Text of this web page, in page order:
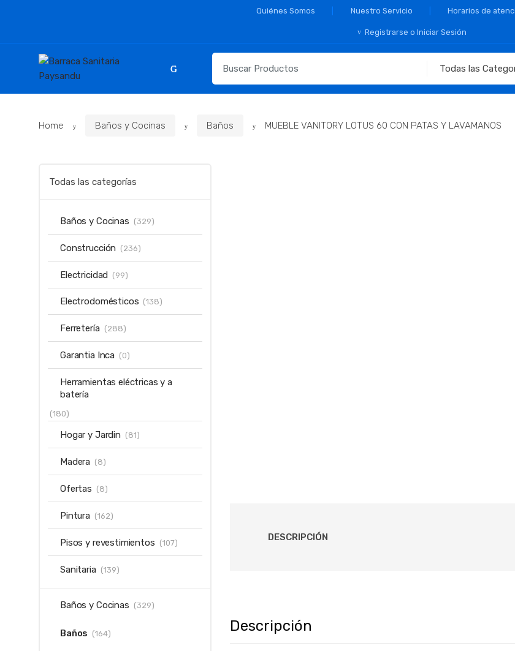
Quiénes Somos Nuestro Servicio Horarios de
Registrarse o Iniciar Sesión
para:
Home Baños y Cocinas Baños MUEBLE VANITORY LOTUS 60 CON PATAS Y LAVAMANOS
DESCRIPCIÓN
Descripción
Todas las categorías
Baños y Cocinas (329)
Construcción (236)
Electricidad (99)
Electrodomésticos (138)
Ferretería (288)
Garantia Inca (0)
Herramientas eléctricas y a
batería
(180)
Hogar y Jardin (81)
Madera (8)
Ofertas (8)
Pintura (162)
Pisos y revestimientos (107)
Sanitaria (139)
Baños y Cocinas (329)
Baños (164)